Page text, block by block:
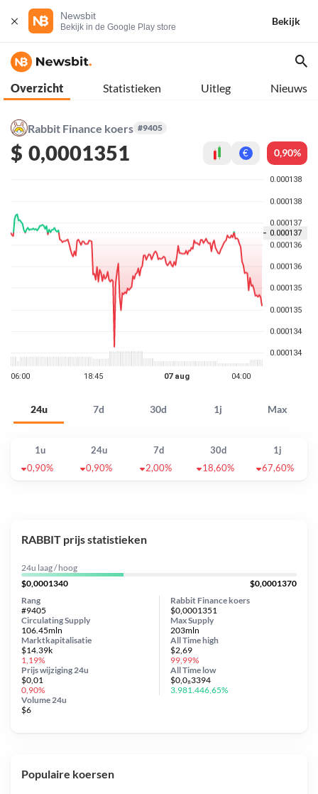
Newsbit
Bekijk in de Google Play store
Bekijk
Overzicht Statistieken Uitleg Nieuws
Rabbit Finance koers #9405
$ 0,0001351 € 0,90%
24u 7d 30d 1j Max
1u 24u 7d 30d
1j
0,90%
0,90% 2,00% 18,60% 67,60%
RABBIT prijs statistieken
24u laag / hoog
$0,0001340
$0,0001370
Rabbit Finance koers
$0,0001351
Circulating Supply
106.45mln
Prijs wijziging 24u
$0,01
0,90%
Max Supply
203mln
Marktkapitalisatie
$14.39k
1,19%
Volume 24u
$6
Rang
#9405
All Timehigh
$2,69
99,99%
All Time low
$0,0₈3394
3.981.446,65%
Populaire koersen